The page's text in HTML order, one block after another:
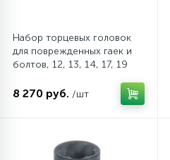
Набор торцевых головок
для поврежденных гаек и
болтов, 12, 13, 14, 17, 19
TONY 9TD035MR
8 270 руб. /шт